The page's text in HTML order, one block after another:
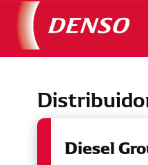
Productos
Nosotros
Dónde Comprar
Diesel